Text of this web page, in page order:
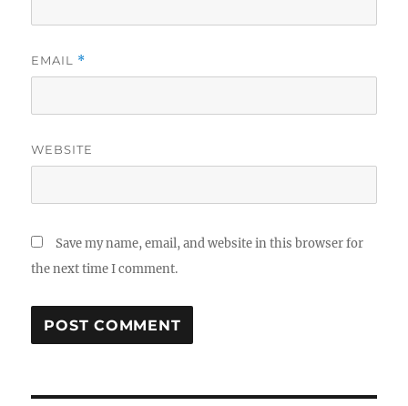
EMAIL *
WEBSITE
Save my name, email, and website in this browser for
the next time I comment.